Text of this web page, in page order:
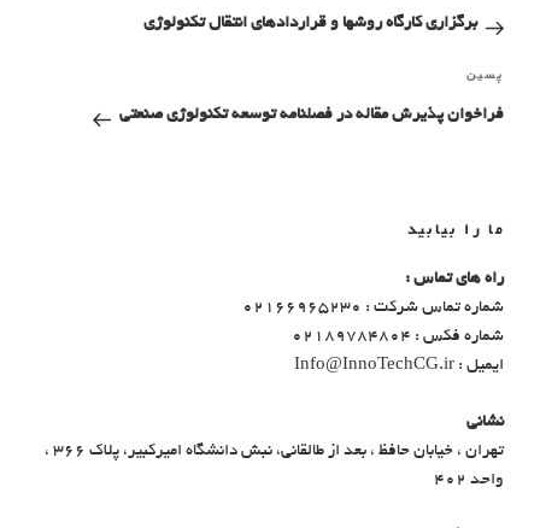
برگزاری کارگاه روشها و قراردادهای انتقال تکنولوژی
پسین
فراخوان پذیرش مقاله در فصلنامه توسعه تکنولوژی صنعتی
ما را بیابید
راه های تماس :
شماره تماس شرکت : 02166965230
شماره فکس : 02189784804
ایمیل : Info@InnoTechCG.ir
نشانی
تهران ، خیابان حافظ ، بعد از طالقانی، نبش دانشگاه امیرکبیر، پلاک 366 ،
واحد 402